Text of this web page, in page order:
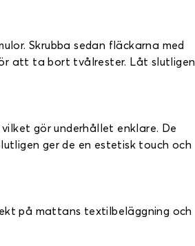
Skrubba sedan fläckarna med
att ta bort tvålrester. Låt slutligen
gör underhållet enklare. De
ger de en estetisk touch och
på mattans textilbeläggning och